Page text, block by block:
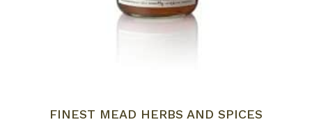
FINEST MEAD HERBS AND SPICES